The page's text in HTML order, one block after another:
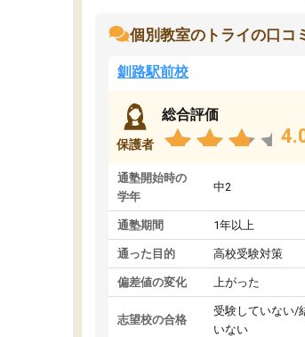
個別教室のトライの口コ
釧路駅前校
保護者
総合評価
通塾開始時の
学年
中2
通塾期間 1年以上
通った目的 高校受験対策
偏差値の変化 上がった
志望校の合格
受験していない/
いない